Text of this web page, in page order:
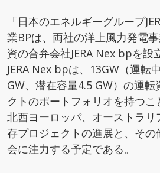
「日本のエネルギーグループ
業BPは、両社の洋上風力発電
資の合弁会社JERA Nex bpを設
JERA Nex bpは、13GW（運転
GW、潜在容量4.5 GW）の運
クトのポートフォリオを持つこ
北西ヨーロッパ、オーストラ
存プロジェクトの進展と、そ
会に注力する予定である。